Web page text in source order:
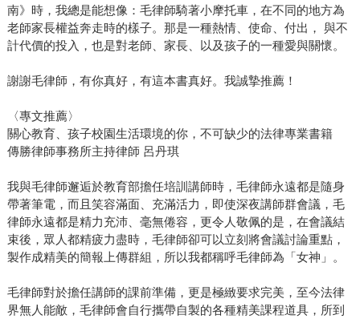
南》時，我總是能想像：毛律師騎著小摩托車，在不同的地方為
老師家長權益奔走時的樣子。那是一種熱情、使命、付出， 與不
計代價的投入，也是對老師、家長、以及孩子的一種愛與關懷。
謝謝毛律師，有你真好，有這本書真好。我誠摯推薦！
〈專文推薦〉
關心教育、孩子校園生活環境的你，不可缺少的法律專業書籍
傳勝律師事務所主持律師 呂丹琪
我與毛律師邂逅於教育部擔任培訓講師時，毛律師永遠都是隨身
帶著筆電，而且笑容滿面、充滿活力，即使深夜講師群會議，毛
律師永遠都是精力充沛、毫無倦容，更令人敬佩的是，在會議結
束後，眾人都精疲力盡時，毛律師卻可以立刻將會議討論重點，
製作成精美的簡報上傳群組，所以我都稱呼毛律師為「女神」。
毛律師對於擔任講師的課前準備，更是極緻要求完美，至今法律
界無人能敵，毛律師會自行攜帶自製的各種精美課程道具，所到